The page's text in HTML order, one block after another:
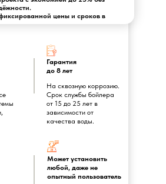
цены и сроков в
Гарантия
до 8 лет
На сквозную коррозию.
Срок службы бойлера
от 15 до 25 лет в
зависимости от
качества воды.
Может установить
любой, даже не
опытный пользователь